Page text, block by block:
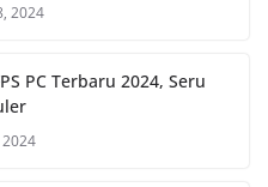
2024
PC Terbaru 2024, Seru